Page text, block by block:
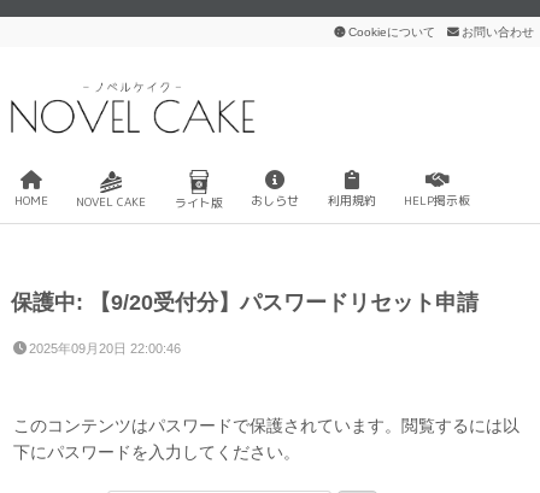
Cookieについて お問い合わせ
HOME NOVEL CAKE ライト版 おしらせ 利用規約 HELP掲示板
保護中: 【9/20受付分】パスワードリセット申請
2025年09月20日 22:00:46
このコンテンツはパスワードで保護されています。閲覧するには以
下にパスワードを入力してください。